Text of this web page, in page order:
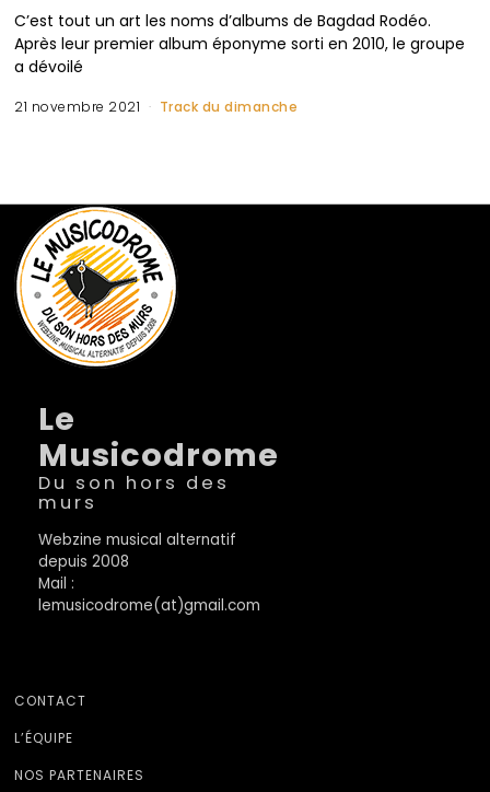
C’est tout un art les noms d’albums de Bagdad Rodéo.
Après leur premier album éponyme sorti en 2010, le groupe
a dévoilé
21 novembre 2021 Track du dimanche
Le
Musicodrome
Du son hors des
murs
Webzine musical alternatif
depuis 2008
Mail :
lemusicodrome(at)gmail.com
CONTACT
L’ÉQUIPE
NOS PARTENAIRES